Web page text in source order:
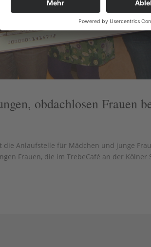
obdachlosen Frauen
Anlaufstelle für Mädchen und junge
Frauen, die im TrebeCafé an der